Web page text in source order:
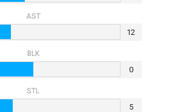
AST
12
BLK
0
STL
5